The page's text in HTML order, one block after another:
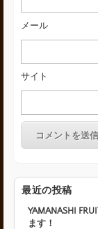
メール
サイト
最近の投稿
YAMANASHI
ます！